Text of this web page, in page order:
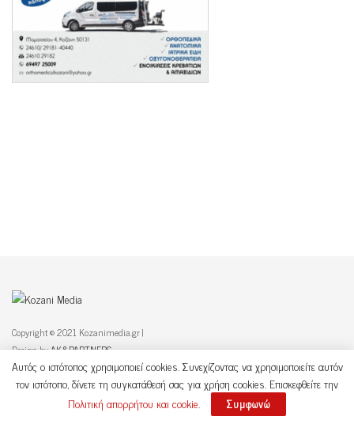
Copyright © 2021 Kozanimedia.gr |
Design byAK&PARTNERS
Περιφερειακές και δημοτικές εκλογές 2023
Προσωπικά Δεδομένα
Αυτός ο ιστότοπος χρησιμοποιεί cookies. Συνεχίζοντας να χρησιμοποιείτε αυτόν
τον ιστότοπο, δίνετε τη συγκατάθεσή σας για χρήση cookies. Επισκεφθείτε την
Πολιτική απορρήτου και cookie. Συμφωνώ